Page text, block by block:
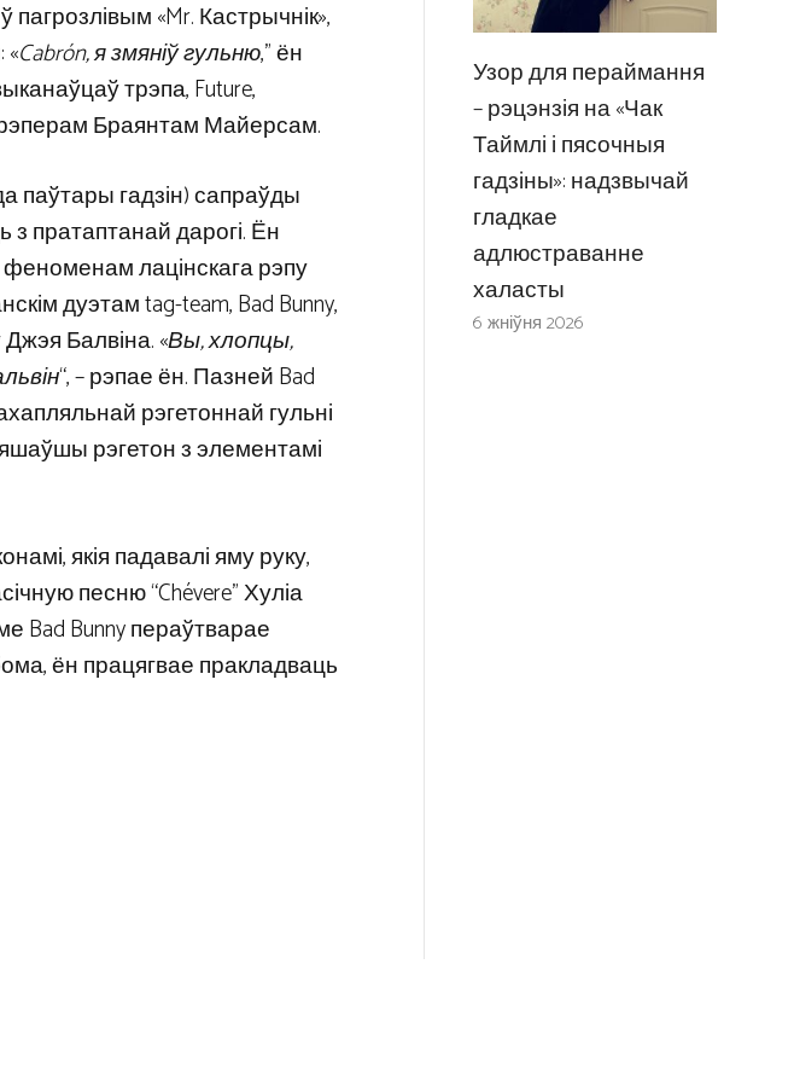
пагрозлівым «Mr. Кастрычнік»,
Cabrón, я змяніў гульню,” ён
трэпа, Future,
рэперам Браянтам Майерсам.
паўтары гадзін) сапраўды
пратаптанай дарогі. Ён
лацінскага рэпу
дуэтам tag-team, Bad Bunny,
Балвіна. «Вы, хлопцы,
“, – рэпае ён. Пазней Bad
рэгетоннай гульні
рэгетон з элементамі
якія падавалі яму руку,
песню “Chévere” Хуліа
Bad Bunny пераўтварае
ён працягвае пракладваць
Узор для пераймання
– рэцэнзія на «Чак
Таймлі і пясочныя
гадзіны»: надзвычай
гладкае
адлюстраванне
халасты
6 жніўня 2026